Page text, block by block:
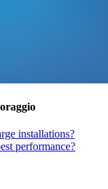
installations?
performance?